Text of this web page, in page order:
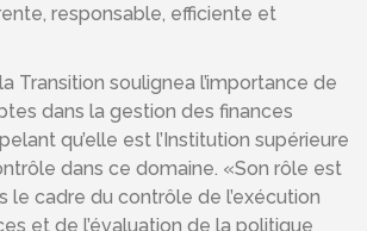
responsable, efficiente et
Transition soulignea l’importance de
dans la gestion des finances
qu’elle est l’Institution supérieure
dans ce domaine. «Son rôle est
le cadre du contrôle de l’exécution
et de l’évaluation de la politique